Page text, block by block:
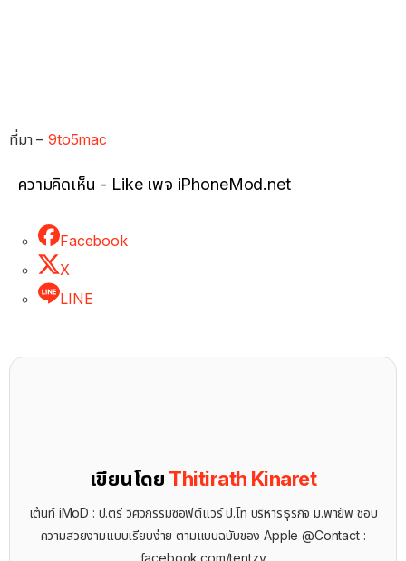
ที่มา –9to5mac
ความคิดเห็น - Like เพจ iPhoneMod.net
Facebook
X
LINE
เขียนโดย Thitirath Kinaret
เต้นท์ iMoD : ป.ตรี วิศวกรรมซอฟต์แวร์ ป.โท บริหารธุรกิจ ม.พายัพ ชอบ
ความสวยงามแบบเรียบง่าย ตามแบบฉบับของ Apple @Contact :